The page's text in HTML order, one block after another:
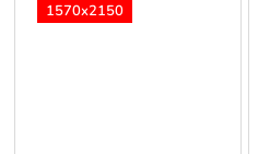
1570x2150